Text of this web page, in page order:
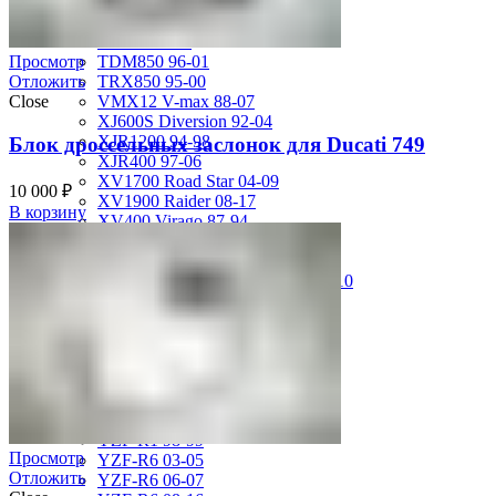
MT-01 05-09
TDM850 96-01
TRX850 95-00
VMX12 V-max 88-07
XJ600S Diversion 92-04
XJR1200 94-98
XJR400 97-06
XV1700 Road Star 04-09
XV1900 Raider 08-17
XV400 Virago 87-94
XVS400 Drag Star 96-99
XVZ1300 Royal Star Venture 01-10
YZF-1000R Thunderace 96-01
YZF-R1 00-01
YZF-R1 09-14
YZF-R1 98-99
YZF-R6 03-05
YZF-R6 06-07
Просмотр
Отложить
Close
Блок дроссельных заслонок для Ducati 749
10 000 ₽
В корзину
Просмотр
Отложить